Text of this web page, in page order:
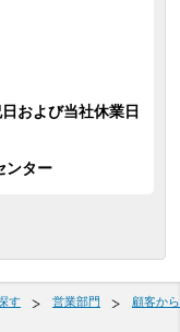
および当社休業日
ンター
す 営業部門
顧客から